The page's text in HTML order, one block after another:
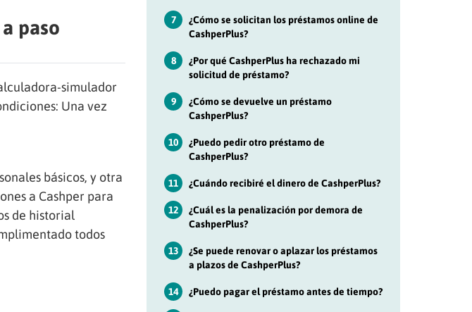
paso
simulador
Una vez
básicos, y otra
a Cashper para
de historial
todos
7
¿Cómo se solicitan los préstamos online de
CashperPlus?
8
¿Por qué CashperPlus ha rechazado mi
solicitud de préstamo?
9
¿Cómo se devuelve un préstamo
CashperPlus?
10
¿Puedo pedir otro préstamo de
CashperPlus?
11 ¿Cuándo recibiré el dinero de CashperPlus?
12
¿Cuál es la penalización por demora de
CashperPlus?
13
¿Se puede renovar o aplazar los préstamos
a plazos de CashperPlus?
14 ¿Puedo pagar el préstamo antes de tiempo?